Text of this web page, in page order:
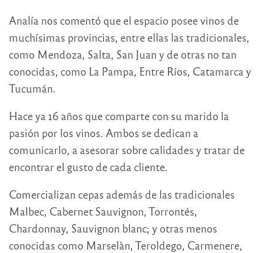
Analía nos comentó que el espacio posee vinos de
muchísimas provincias, entre ellas las tradicionales,
como Mendoza, Salta, San Juan y de otras no tan
conocidas, como La Pampa, Entre Ríos, Catamarca y
Tucumán.
Hace ya 16 años que comparte con su marido la
pasión por los vinos. Ambos se dedican a
comunicarlo, a asesorar sobre calidades y tratar de
encontrar el gusto de cada cliente.
Comercializan cepas además de las tradicionales
Malbec, Cabernet Sauvignon, Torrontés,
Chardonnay, Sauvignon blanc; y otras menos
conocidas como Marselàn, Teroldego, Carmenere,